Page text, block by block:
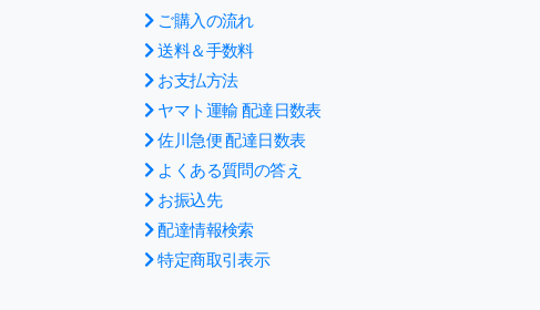
ご購入の流れ
送料＆手数料
お支払方法
ヤマト運輸 配達日数表
佐川急便 配達日数表
よくある質問の答え
お振込先
配達情報検索
特定商取引表示